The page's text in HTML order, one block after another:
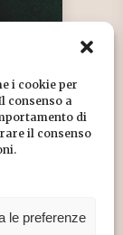
i cookie per
consenso a
di
il consenso
le preferenze